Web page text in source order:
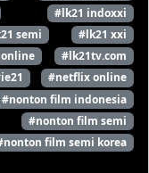
#lk21 indoxxi
semi
#lk21 xxi
#lk21tv.com
#netflix online
#nonton film indonesia
#nonton film semi
film semi korea